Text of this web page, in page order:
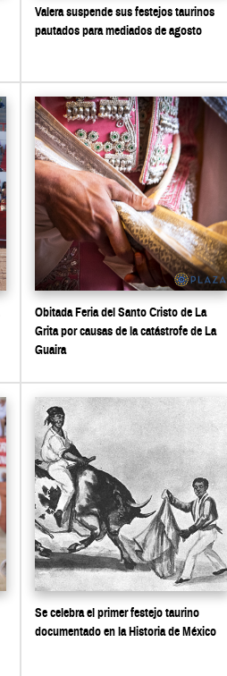
Valera suspende sus festejos taurinos
pautados para mediados de agosto
Obitada Feria del Santo Cristo de La
Grita por causas de la catástrofe de La
Guaira
Se celebra el primer festejo taurino
documentado en la Historia de México